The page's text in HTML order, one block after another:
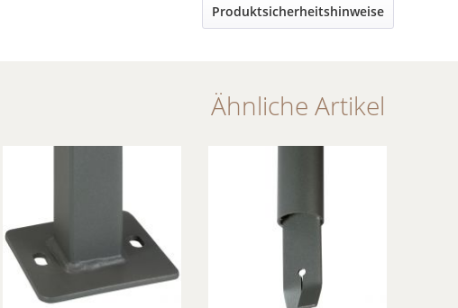
Produktsicherheitshinweise
Ähnliche Artikel